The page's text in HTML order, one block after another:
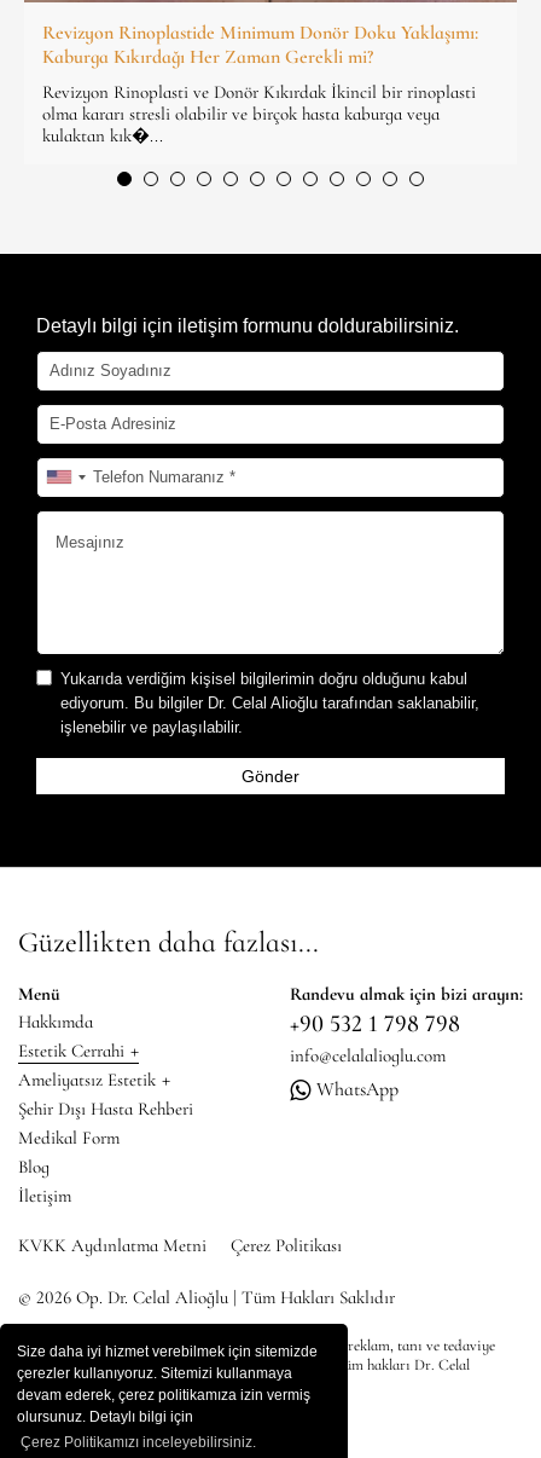
Size daha iyi hizmet verebilmek için sitemizde
çerezler kullanıyoruz. Sitemizi kullanmaya
devam ederek, çerez politikamıza izin vermiş
olursunuz. Detaylı bilgi için
Çerez Politikamızı inceleyebilirsiniz.
Revizyon Rinoplastide Minimum Donör Doku Yaklaşımı:
Kaburga Kıkırdağı Her Zaman Gerekli mi?
Revizyon Rinoplasti ve Donör Kıkırdak İkincil bir rinoplasti
olma kararı stresli olabilir ve birçok hasta kaburga veya
kulaktan kık�...
Detaylı bilgi için iletişim formunu doldurabilirsiniz.
Yukarıda verdiğim kişisel bilgilerimin doğru olduğunu kabul
ediyorum. Bu bilgiler Dr. Celal Alioğlu tarafından saklanabilir,
işlenebilir ve paylaşılabilir.
Güzellikten daha fazlası...
Menü
Hakkımda
Estetik Cerrahi +
Ameliyatsız Estetik +
Şehir Dışı Hasta Rehberi
Medikal Form
Blog
İletişim
Randevu almak için bizi arayın:
+90 532 1 798 798
info@celalalioglu.com
WhatsApp
KVKK Aydınlatma Metni Çerez Politikası
© 2026 Op. Dr. Celal Alioğlu | Tüm Hakları Saklıdır
* Bu sitedeki tüm içerikler bilgilendirme amaçlı olup, reklam, tanı ve tedaviye
yönlendirme amacı taşımamaktadır. Site içeriğinin tüm hakları Dr. Celal
Alioğlu'na aittir.